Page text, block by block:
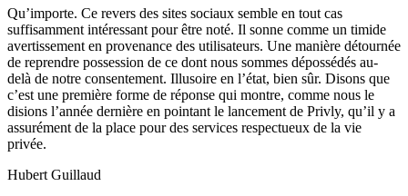
Qu’importe. Ce revers des sites sociaux semble en tout cas
suffisamment intéressant pour être noté. Il sonne comme un timide
avertissement en provenance des utilisateurs. Une manière détournée
de reprendre possession de ce dont nous sommes dépossédés au-
delà de notre consentement. Illusoire en l’état, bien sûr. Disons que
c’est une première forme de réponse qui montre, comme nous le
disions l’année dernière en pointant le lancement de Privly, qu’il y a
assurément de la place pour des services respectueux de la vie
privée.
Hubert Guillaud